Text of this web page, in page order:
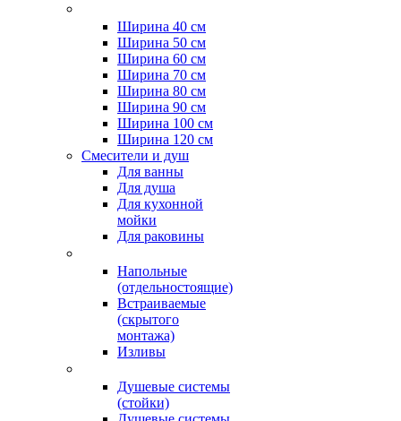
Ширина 40 см
Ширина 50 см
Ширина 60 см
Ширина 70 см
Ширина 80 см
Ширина 90 см
Ширина 100 см
Ширина 120 см
Смесители и душ
Для ванны
Для душа
Для кухонной
мойки
Для раковины
Напольные
(отдельностоящие)
Встраиваемые
(скрытого
монтажа)
Изливы
Душевые системы
(стойки)